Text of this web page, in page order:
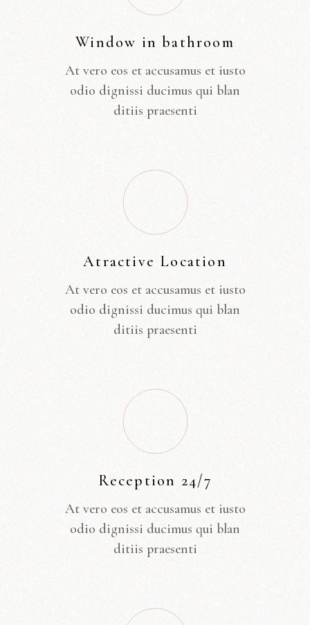
Window in bathroom
At vero eos et accusamus et iusto
odio dignissi ducimus qui blan
ditiis praesenti
Atractive Location
At vero eos et accusamus et iusto
odio dignissi ducimus qui blan
ditiis praesenti
Reception 24/7
At vero eos et accusamus et iusto
odio dignissi ducimus qui blan
ditiis praesenti